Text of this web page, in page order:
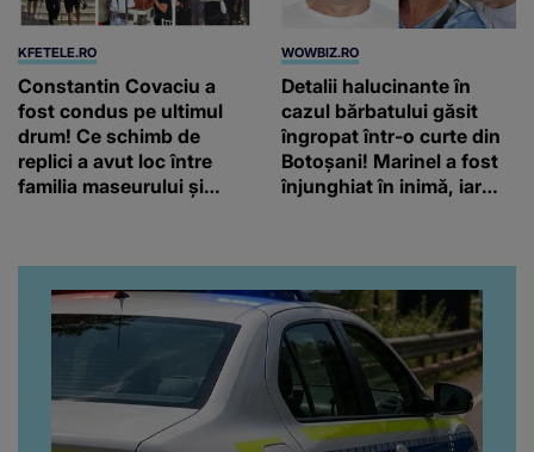
KFETELE.RO
Constantin Covaciu a
fost condus pe ultimul
drum! Ce schimb de
replici a avut loc între
familia maseurului și
obrazul.”
WOWBIZ.RO
Detalii halucinante în
cazul bărbatului găsit
îngropat într-o curte din
Botoșani! Marinel a fost
înjunghiat în inimă, iar